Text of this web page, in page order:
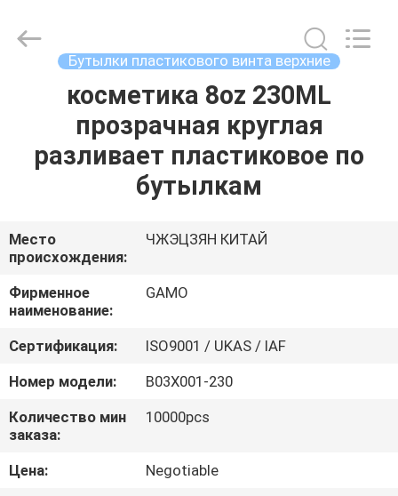
ПРОДУКТЫ
НАС
ПУТЕШЕСТВИЕ
ФАБРИКИ
ПРОВЕРКА
КАЧЕСТВА
поставщик.
Copyright
plasticpumpspraybottles.com.
Бутылки пластикового винта верхние
косметика 8oz 230ML
прозрачная круглая
разливает пластиковое по
бутылкам
Место
происхождения:
ЧЖЭЦЗЯН КИТАЙ
Фирменное
наименование:
GAMO
Сертификация:
ISO9001 / UKAS / IAF
Номер модели:
B03X001-230
Количество мин
заказа:
10000pcs
Цена:
Negotiable